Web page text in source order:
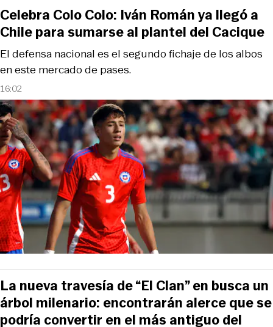
16:02
El defensa nacional es el segundo fichaje de los albos
en este mercado de pases.
Celebra Colo Colo: Iván Román ya llegó a
Chile para sumarse al plantel del Cacique
La nueva travesía de “El Clan” en busca un
árbol milenario: encontrarán alerce que se
podría convertir en el más antiguo del